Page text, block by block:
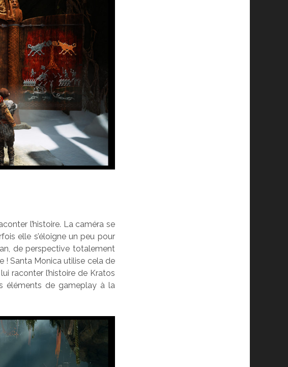
l’histoire. La caméra se
elle s’éloigne un peu pour
de perspective totalement
! Santa Monica utilise cela de
raconter l’histoire de Kratos
éléments de gameplay à la